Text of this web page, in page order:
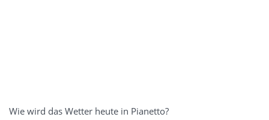
Wie wird das Wetter heute in Pianetto?